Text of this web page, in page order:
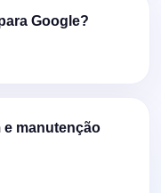
Google?
e manutenção